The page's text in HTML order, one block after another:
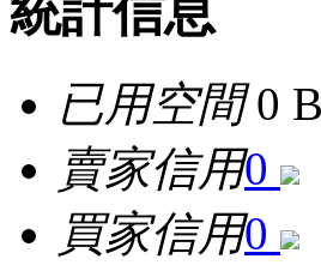
統計信息
已用空間0 B
賣家信用0
買家信用0